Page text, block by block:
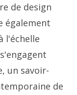
de design
également
l'échelle
un savoir-
de